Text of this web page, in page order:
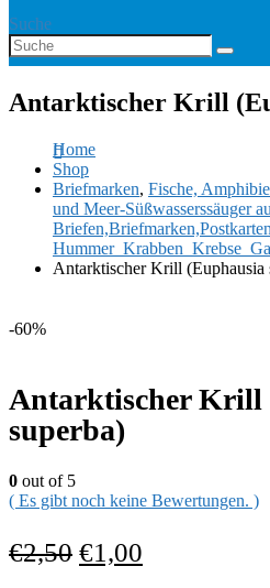
Suche
Antarktischer Krill
Home
Shop
Briefmarken, Fische,
und Meer-Süßwasserssäuger
Briefen,Briefmarken,Postkarten
Antarktischer Krill (Euphausia
-60%
Antarktischer Krill
superba)
0 out of 5
( Es gibt noch keine Bewertungen. )
€2,50 €1,00